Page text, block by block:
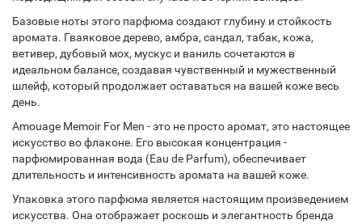
Базовые ноты этого парфюма создают глубину и стойкость
аромата. Гваяковое дерево, амбра, сандал, табак, кожа,
ветивер, дубовый мох, мускус и ваниль сочетаются в
идеальном балансе, создавая чувственный и мужественный
шлейф, который продолжает оставаться на вашей коже весь
день.
Amouage Memoir For Men - это не просто аромат, это настоящее
искусство во флаконе. Его высокая концентрация -
парфюмированная вода (Eau de Parfum), обеспечивает
длительность и интенсивность аромата на вашей коже.
Упаковка этого парфюма является настоящим произведением
искусства. Она отображает роскошь и элегантность бренда